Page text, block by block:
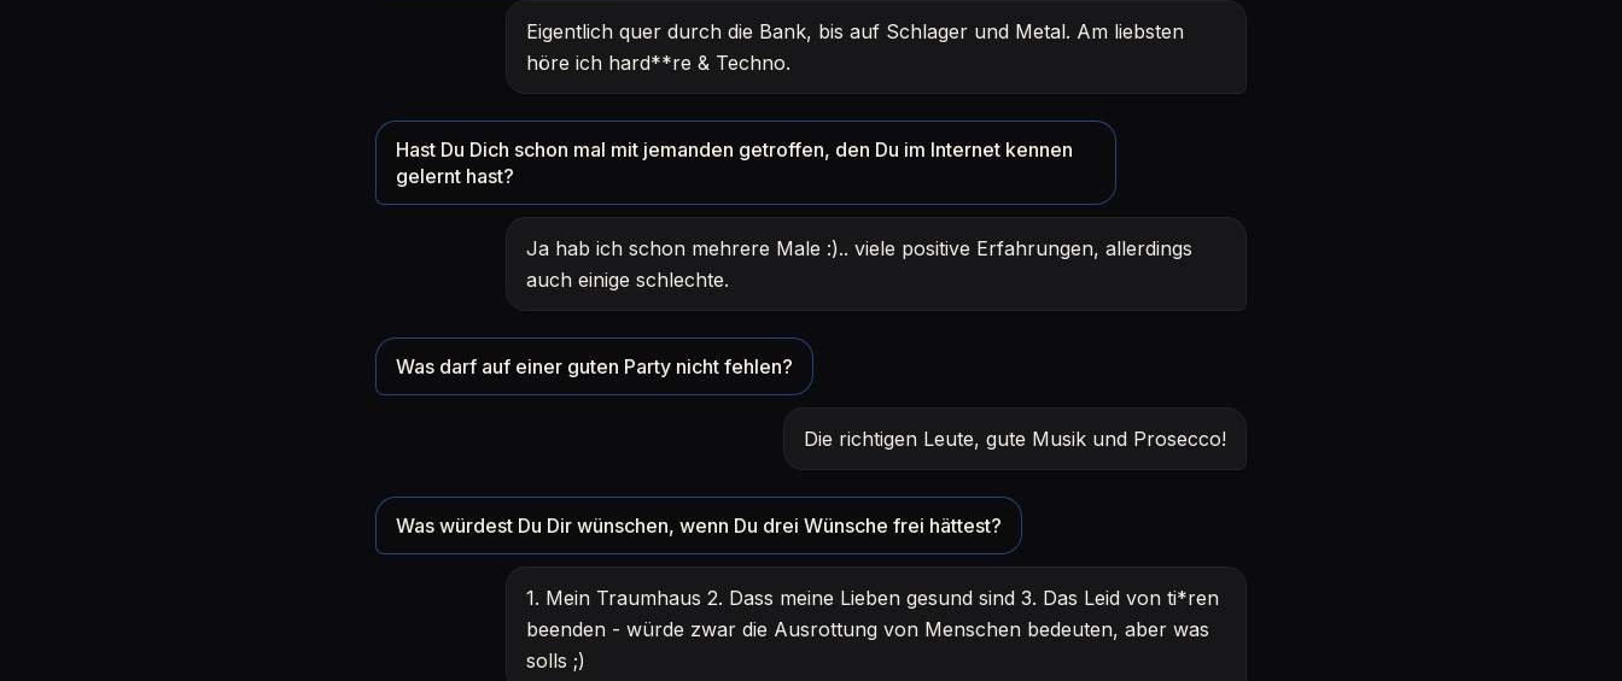
Eigentlich quer durch die Bank, bis auf Schlager und Metal. Am liebsten
höre ich hard**re & Techno.
Hast Du Dich schon mal mit jemanden getroffen, den Du im Internet kennen
gelernt hast?
Ja hab ich schon mehrere Male :).. viele positive Erfahrungen, allerdings
auch einige schlechte.
Was darf auf einer guten Party nicht fehlen?
Die richtigen Leute, gute Musik und Prosecco!
Was würdest Du Dir wünschen, wenn Du drei Wünsche frei hättest?
1. Mein Traumhaus 2. Dass meine Lieben gesund sind 3. Das Leid von ti*ren
beenden - würde zwar die Ausrottung von Menschen bedeuten, aber was
solls ;)